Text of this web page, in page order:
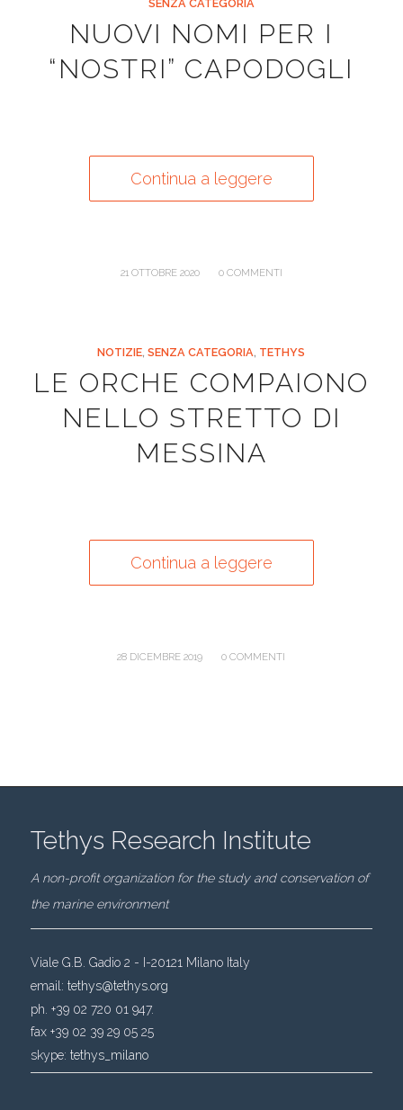
SENZA CATEGORIA
NUOVI NOMI PER I
“NOSTRI” CAPODOGLI
Continua a leggere
21 OTTOBRE 2020
/ 0 COMMENTI
NOTIZIE,SENZA CATEGORIA, TETHYS
LE ORCHE COMPAIONO
NELLO STRETTO DI
MESSINA
Continua a leggere
28 DICEMBRE 2019
/ 0 COMMENTI
Tethys Research Institute
A non-profit organization for the study and conservation of
the marine environment
Viale G.B. Gadio 2 - I-20121 Milano Italy
email: tethys@tethys.org
ph. +39 02 720 01 947.
fax +39 02 39 29 05 25
skype: tethys_milano